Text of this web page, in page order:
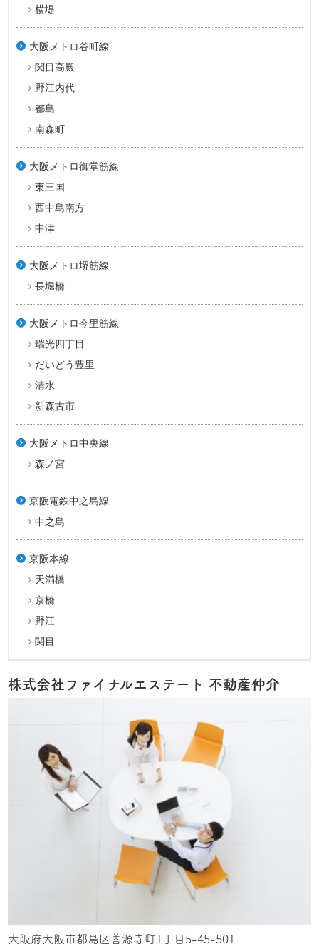
横堤
大阪メトロ谷町線
関目高殿
野江内代
都島
南森町
大阪メトロ御堂筋線
東三国
西中島南方
中津
大阪メトロ堺筋線
長堀橋
大阪メトロ今里筋線
瑞光四丁目
だいどう豊里
清水
新森古市
大阪メトロ中央線
森ノ宮
京阪電鉄中之島線
中之島
京阪本線
天満橋
京橋
野江
関目
株式会社ファイナルエステート 不動産仲介
大阪府大阪市都島区善源寺町1丁目5-45-501